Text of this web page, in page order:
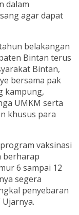
dalam
agar dapat
belakangan
Bintan terus
Bintan,
bersama pak
kampung,
UMKM serta
khusus para
vaksinasi
berharap
6 sampai 12
segera
penyebaran